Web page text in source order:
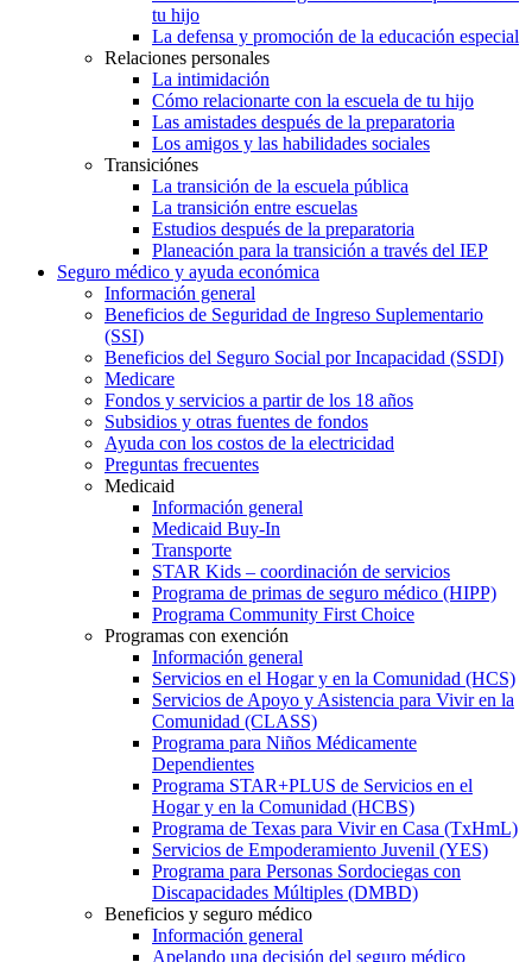
tu hijo
La defensa y promoción de la educación especial
Relaciones personales
La intimidación
Cómo relacionarte con la escuela de tu hijo
Las amistades después de la preparatoria
Los amigos y las habilidades sociales
Transiciónes
La transición de la escuela pública
La transición entre escuelas
Estudios después de la preparatoria
Planeación para la transición a través del IEP
Seguro médico y ayuda económica
Información general
Beneficios de Seguridad de Ingreso Suplementario
(SSI)
Beneficios del Seguro Social por Incapacidad (SSDI)
Medicare
Fondos y servicios a partir de los 18 años
Subsidios y otras fuentes de fondos
Ayuda con los costos de la electricidad
Preguntas frecuentes
Medicaid
Información general
Medicaid Buy-In
Transporte
STAR Kids – coordinación de servicios
Programa de primas de seguro médico (HIPP)
Programa Community First Choice
Programas con exención
Información general
Servicios en el Hogar y en la Comunidad (HCS)
Servicios de Apoyo y Asistencia para Vivir en la
Comunidad (CLASS)
Programa para Niños Médicamente
Dependientes
Programa STAR+PLUS de Servicios en el
Hogar y en la Comunidad (HCBS)
Programa de Texas para Vivir en Casa (TxHmL)
Servicios de Empoderamiento Juvenil (YES)
Programa para Personas Sordociegas con
Discapacidades Múltiples (DMBD)
Beneficios y seguro médico
Información general
Apelando una decisión del seguro médico